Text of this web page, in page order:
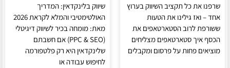
שרפנו את כל תקציב השיווק בערוץ
אחד – ואז גילינו את הטעות
ששורפת לרוב הסטארטאפים את
הכסף איך סטארטאפים מצליחים
מוציאים פחות על פרסום ומקבלים
שיווק בלינקדאין: המדריך
מאת: מומחה בכיר לשיווק דיגיטלי
(PPC & SEO) אם חשבתם
שלינקדאין היא רק פלטפורמה
לחיפוש עבודה או